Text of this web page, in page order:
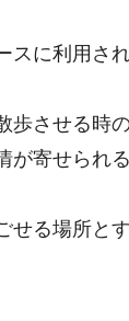
に利用さ
歩させる時
寄せられ
せる場所と